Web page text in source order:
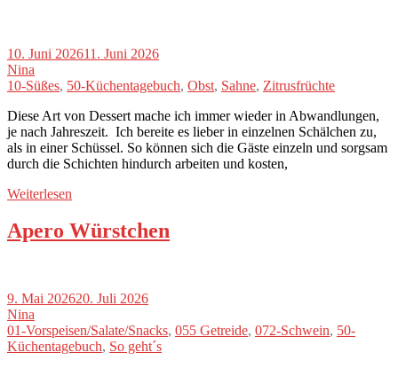
10. Juni 202611. Juni 2026
Nina
10-Süßes, 50-Küchentagebuch, Obst, Sahne, Zitrusfrüchte
Diese Art von Dessert mache ich immer wieder in Abwandlungen,
je nach Jahreszeit. Ich bereite es lieber in einzelnen Schälchen zu,
als in einer Schüssel. So können sich die Gäste einzeln und sorgsam
durch die Schichten hindurch arbeiten und kosten,
Weiterlesen
Apero Würstchen
9. Mai 202620. Juli 2026
Nina
01-Vorspeisen/Salate/Snacks, 055 Getreide, 072-Schwein, 50-
Küchentagebuch, So geht´s